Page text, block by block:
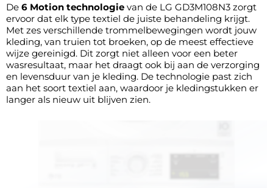
De 6 Motion technologie van de LG GD3M108N3 zorgt
ervoor dat elk type textiel de juiste behandeling krijgt.
Met zes verschillende trommelbewegingen wordt jouw
kleding, van truien tot broeken, op de meest effectieve
wijze gereinigd. Dit zorgt niet alleen voor een beter
wasresultaat, maar het draagt ook bij aan de verzorging
en levensduur van je kleding. De technologie past zich
aan het soort textiel aan, waardoor je kledingstukken er
langer als nieuw uit blijven zien.